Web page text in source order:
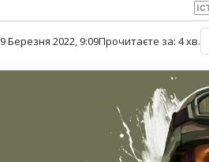
9 Березня 2022, 9:09Прочитаєте за: 4хв.